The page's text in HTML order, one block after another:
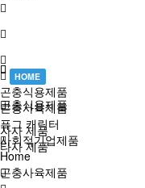
곤충식용제품
자사 제품
타사 제품
곤충사육제품
HOME
곤충식용제품
곤충사육제품
퓨그 캐릭터
사회적기업제품
Home